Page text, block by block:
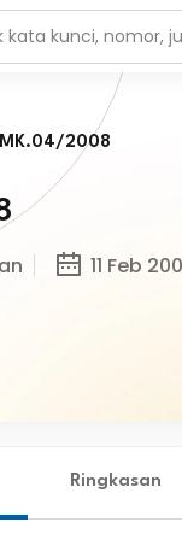
2008
11 Feb
Ringkasan